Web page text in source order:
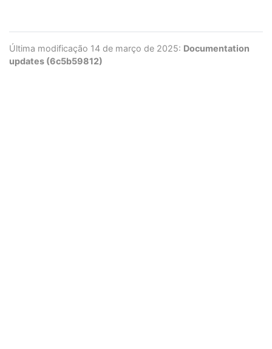
Última modificação 14 de março de 2025: Documentation
updates (6c5b59812)